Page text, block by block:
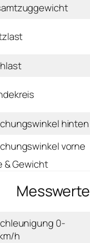
hinten
vorne
& Gewicht
Messwerte
0-
h